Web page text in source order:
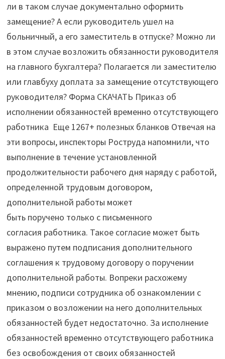
ли в таком случае документально оформить
замещение? А если руководитель ушел на
больничный, а его заместитель в отпуске? Можно ли
в этом случае возложить обязанности руководителя
на главного бухгалтера? Полагается ли заместителю
или главбуху доплата за замещение отсутствующего
руководителя? Форма СКАЧАТЬ Приказ об
исполнении обязанностей временно отсутствующего
работника Еще 1267+ полезных бланков Отвечая на
эти вопросы, инспекторы Роструда напомнили, что
выполнение в течение установленной
продолжительности рабочего дня наряду с работой,
определенной трудовым договором,
дополнительной работы может
быть поручено только с письменного
согласия работника. Такое согласие может быть
выражено путем подписания дополнительного
соглашения к трудовому договору о поручении
дополнительной работы. Вопреки расхожему
мнению, подписи сотрудника об ознакомлении с
приказом о возложении на него дополнительных
обязанностей будет недостаточно. За исполнение
обязанностей временно отсутствующего работника
без освобождения от своих обязанностей